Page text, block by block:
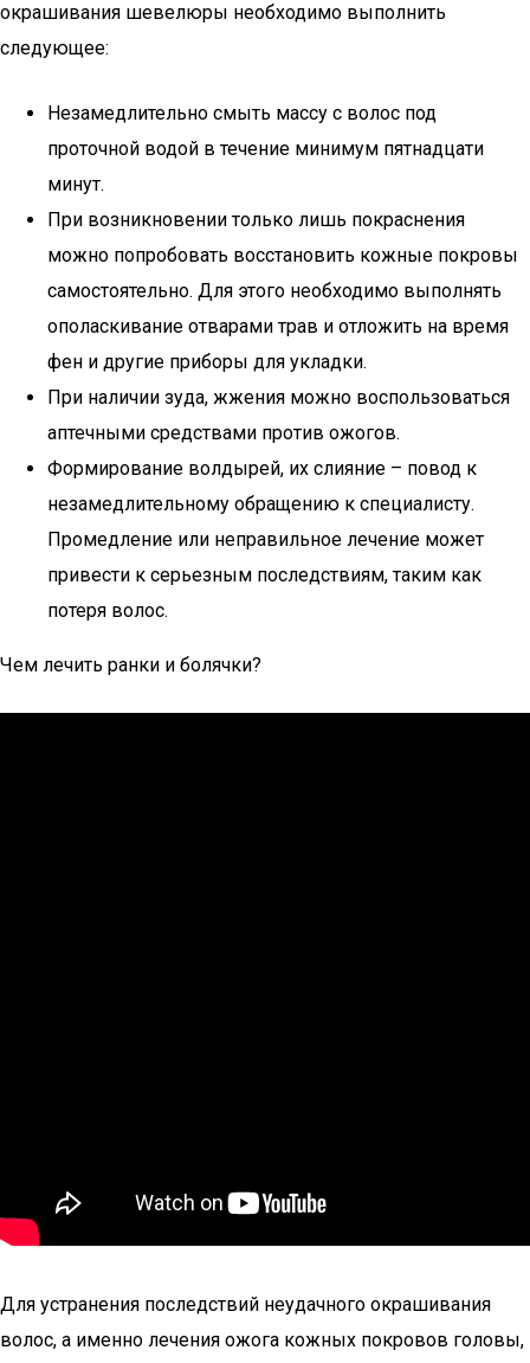
окрашивания шевелюры необходимо выполнить
следующее:
Незамедлительно смыть массу с волос под
проточной водой в течение минимум пятнадцати
минут.
При возникновении только лишь покраснения
можно попробовать восстановить кожные покровы
самостоятельно. Для этого необходимо выполнять
ополаскивание отварами трав и отложить на время
фен и другие приборы для укладки.
При наличии зуда, жжения можно воспользоваться
аптечными средствами против ожогов.
Формирование волдырей, их слияние – повод к
незамедлительному обращению к специалисту.
Промедление или неправильное лечение может
привести к серьезным последствиям, таким как
потеря волос.
Чем лечить ранки и болячки?
Для устранения последствий неудачного окрашивания
волос, а именно лечения ожога кожных покровов головы,